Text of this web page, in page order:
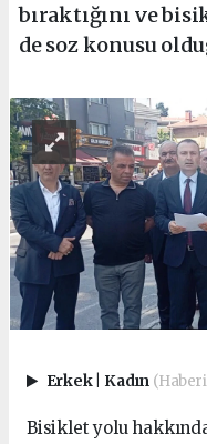
bıraktığını ve
de soz konusu
Erkek Kadın
Bisiklet yolu